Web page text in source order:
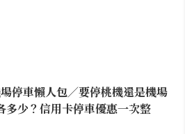
停車懶人包／要停桃機還是機場
多少？信用卡停車優惠一次整